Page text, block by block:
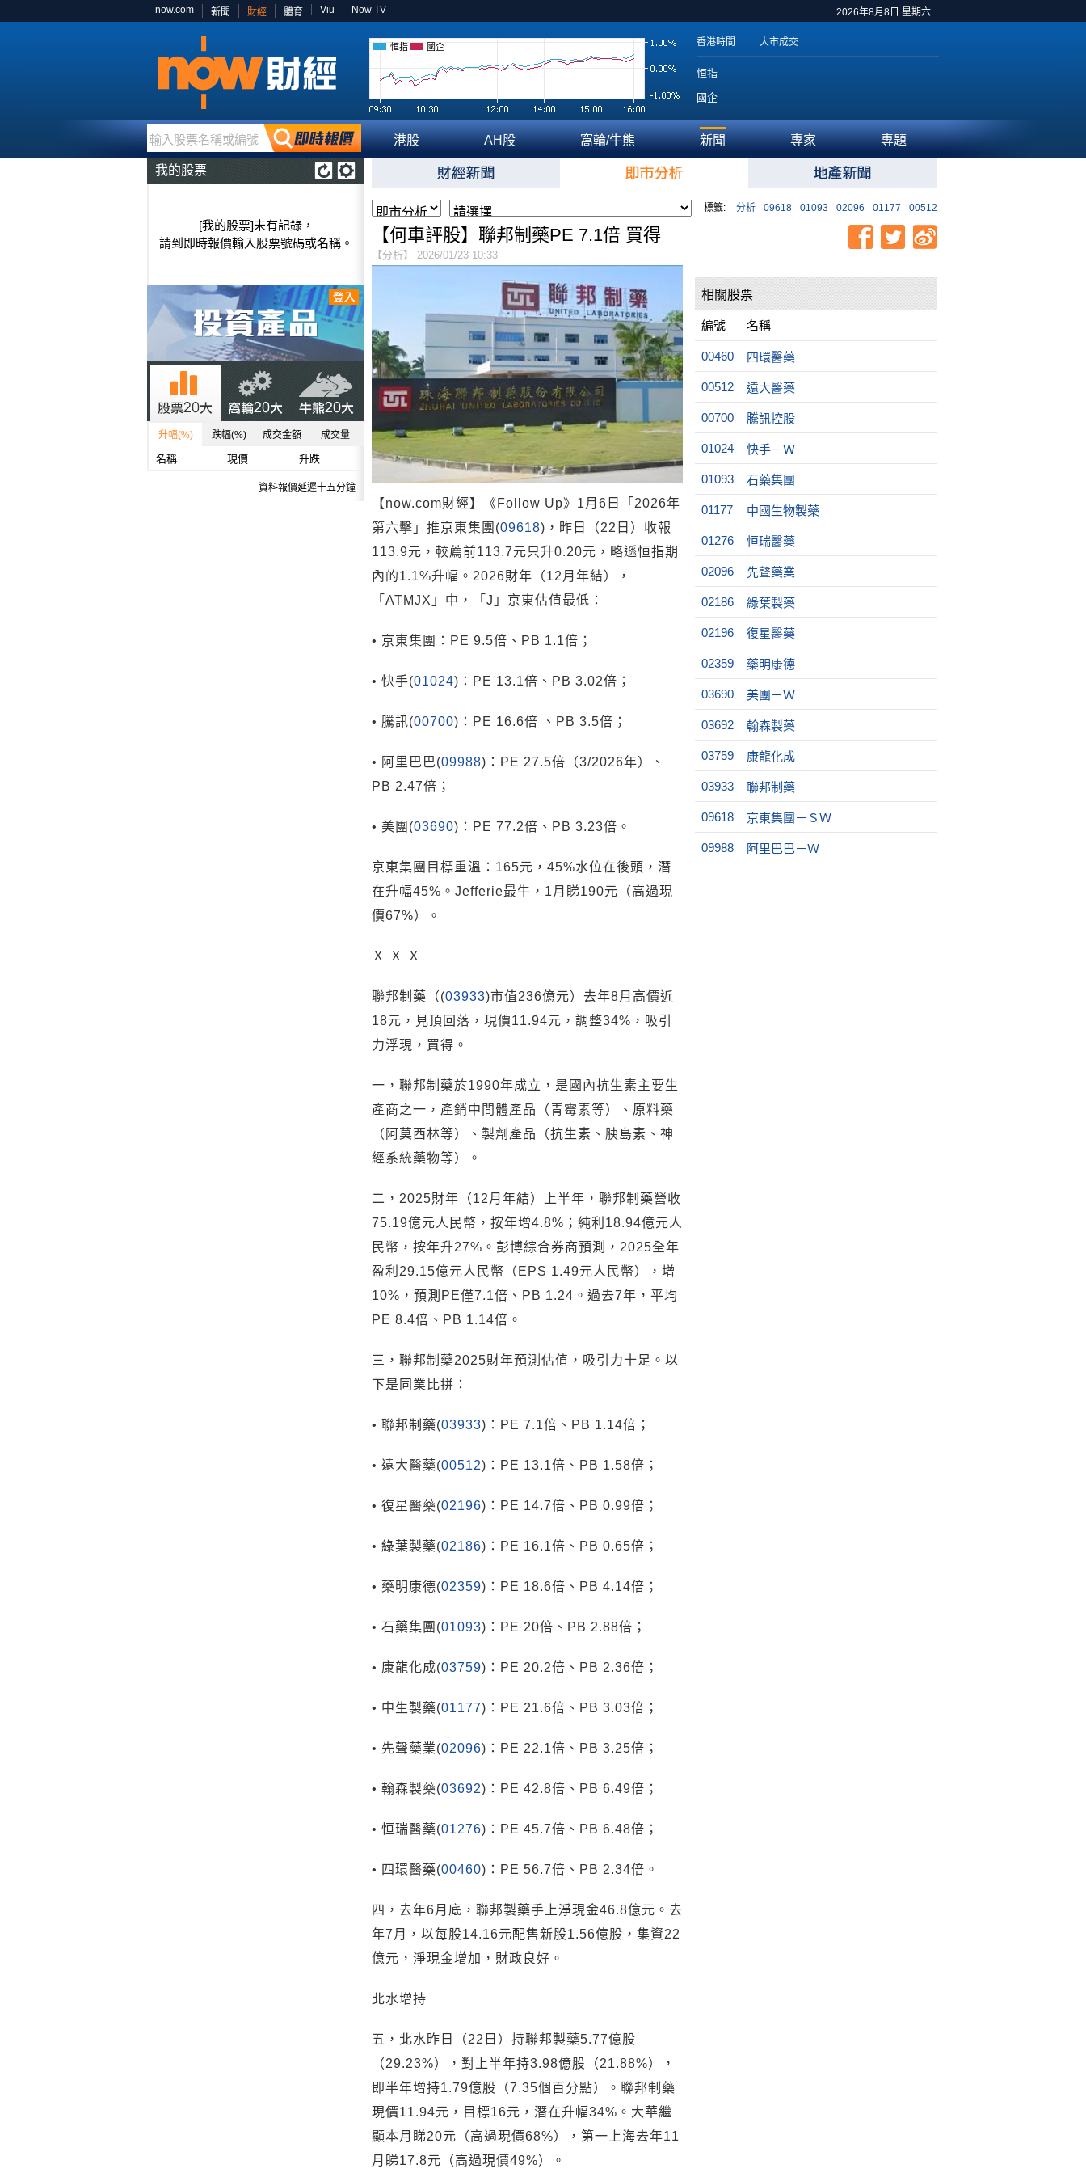
2026年8月8日 星期六
now.com 新聞 財經 體育 Viu Now TV
恒指 國企 香港時間 大市成交
恒指
國企
輸入股票名稱或編號 港股 AH股 窩輪/牛熊 新聞 專家 專題
我的股票
[我的股票]未有記錄，
請到即時報價輸入股票號碼或名稱。
升幅(%) 跌幅(%) 成交金額 成交量
名稱 現價 升跌
資料報價延遲十五分鐘
標籤: 分析 09618 01093 02096 01177 00512
【何車評股】聯邦制藥PE 7.1倍 買得
【分析】 2026/01/23 10:33
【now.com財經】《Follow Up》1月6日「2026年
第六擊」推京東集團(09618)，昨日（22日）收報
113.9元，較薦前113.7元只升0.20元，略遜恒指期
內的1.1%升幅。2026財年（12月年結），
「ATMJX」中，「J」京東估值最低：
• 京東集團：PE 9.5倍、PB 1.1倍；
• 快手(01024)：PE 13.1倍、PB 3.02倍；
• 騰訊(00700)：PE 16.6倍 、PB 3.5倍；
• 阿里巴巴(09988)：PE 27.5倍（3/2026年）、
PB 2.47倍；
• 美團(03690)：PE 77.2倍、PB 3.23倍。
京東集團目標重溫：165元，45%水位在後頭，潛
在升幅45%。Jefferie最牛，1月睇190元（高過現
價67%）。
Ｘ Ｘ Ｘ
聯邦制藥（(03933)市值236億元）去年8月高價近
18元，見頂回落，現價11.94元，調整34%，吸引
力浮現，買得。
一，聯邦制藥於1990年成立，是國內抗生素主要生
產商之一，產銷中間體產品（青霉素等）、原料藥
（阿莫西林等）、製劑產品（抗生素、胰島素、神
經系統藥物等）。
二，2025財年（12月年結）上半年，聯邦制藥營收
75.19億元人民幣，按年增4.8%；純利18.94億元人
民幣，按年升27%。彭博綜合券商預測，2025全年
盈利29.15億元人民幣（EPS 1.49元人民幣），增
10%，預測PE僅7.1倍、PB 1.24。過去7年，平均
PE 8.4倍、PB 1.14倍。
三，聯邦制藥2025財年預測估值，吸引力十足。以
下是同業比拼：
• 聯邦制藥(03933)：PE 7.1倍、PB 1.14倍；
• 遠大醫藥(00512)：PE 13.1倍、PB 1.58倍；
• 復星醫藥(02196)：PE 14.7倍、PB 0.99倍；
• 綠葉製藥(02186)：PE 16.1倍、PB 0.65倍；
• 藥明康德(02359)：PE 18.6倍、PB 4.14倍；
• 石藥集團(01093)：PE 20倍、PB 2.88倍；
• 康龍化成(03759)：PE 20.2倍、PB 2.36倍；
• 中生製藥(01177)：PE 21.6倍、PB 3.03倍；
• 先聲藥業(02096)：PE 22.1倍、PB 3.25倍；
• 翰森製藥(03692)：PE 42.8倍、PB 6.49倍；
• 恒瑞醫藥(01276)：PE 45.7倍、PB 6.48倍；
• 四環醫藥(00460)：PE 56.7倍、PB 2.34倍。
四，去年6月底，聯邦製藥手上淨現金46.8億元。去
年7月，以每股14.16元配售新股1.56億股，集資22
億元，淨現金增加，財政良好。
北水增持
五，北水昨日（22日）持聯邦製藥5.77億股
（29.23%），對上半年持3.98億股（21.88%），
即半年增持1.79億股（7.35個百分點）。聯邦制藥
現價11.94元，目標16元，潛在升幅34%。大華繼
顯本月睇20元（高過現價68%），第一上海去年11
月睇17.8元（高過現價49%）。
相關股票
編號 名稱
00460 四環醫藥
00512 遠大醫藥
00700 騰訊控股
01024 快手－Ｗ
01093 石藥集團
01177 中國生物製藥
01276 恒瑞醫藥
02096 先聲藥業
02186 綠葉製藥
02196 復星醫藥
02359 藥明康德
03690 美團－Ｗ
03692 翰森製藥
03759 康龍化成
03933 聯邦制藥
09618 京東集團－ＳＷ
09988 阿里巴巴－Ｗ